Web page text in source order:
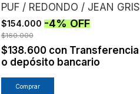
PUF / REDONDO / JEAN GRIS
$154.000 -4%OFF
$160.000
$138.600 con Transferencia
o depósito bancario